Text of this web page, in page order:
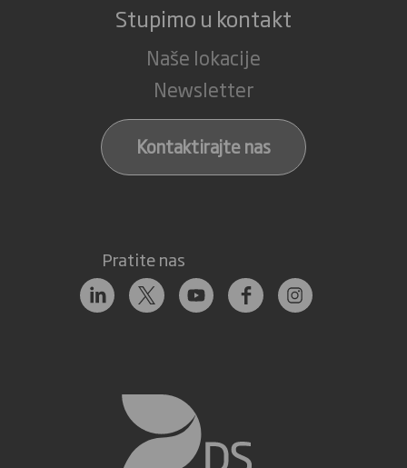
Stupimo u kontakt
Naše lokacije
Newsletter
Kontaktirajte nas
Pratite nas